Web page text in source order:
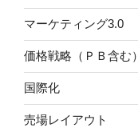
マーケティング3.0
価格戦略（ＰＢ含む）
国際化
売場レイアウト